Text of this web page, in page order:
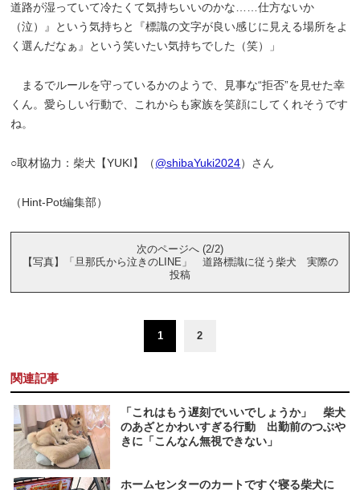
道路が湿っていて冷たくて気持ちいいのかな……仕方ないか
（泣）』という気持ちと『標識の文字が良い感じに見える場所をよ
く選んだなぁ』という笑いたい気持ちでした（笑）」
まるでルールを守っているかのようで、見事な“拒否”を見せた幸
くん。愛らしい行動で、これからも家族を笑顔にしてくれそうです
ね。
○取材協力：柴犬【YUKI】（@shibaYuki2024）さん
（Hint-Pot編集部）
次のページへ (2/2)
【写真】「旦那氏から泣きのLINE」 道路標識に従う柴犬 実際の
投稿
1 2
関連記事
「これはもう遅刻でいいでしょうか」 柴犬
のあざとかわいすぎる行動 出勤前のつぶや
きに「こんなん無視できない」
ホームセンターのカートですぐ寝る柴犬に